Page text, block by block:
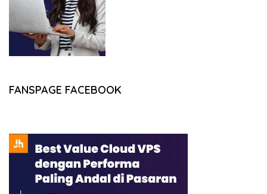
FANSPAGE FACEBOOK